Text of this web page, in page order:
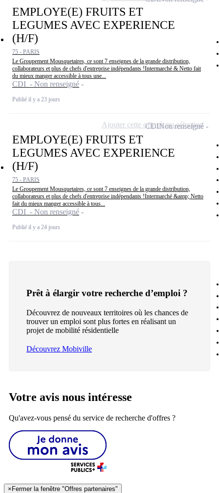
EMPLOYE(E) FRUITS ET
LEGUMES AVEC EXPERIENCE
(H/F)
75 - PARIS
Le Groupement Mousquetaires, ce sont 7 enseignes de la grande distribution,
collaborateurs et plus de chefs d'entreprise indépendants !Intermarché & Netto fait
du mieux manger accessible à tous une...
CDI - Non renseigné
Publié il y a 23 jours
EMPLOYE(E) FRUITS ET
LEGUMES AVEC EXPERIENCE
(H/F)
75 - PARIS
Le Groupement Mousquetaires, ce sont 7 enseignes de la grande distribution,
collaborateurs et plus de chefs d'entreprise indépendants !Intermarché &amp; Netto
fait du mieux manger accessible à tous...
CDI - Non renseigné
Publié il y a 24 jours
CDINon renseigné
Ajouter cette offre à ma sélection
Prêt à élargir votre recherche d’emploi ?
Découvrez de nouveaux territoires où les chances de
trouver un emploi sont plus fortes en réalisant un
projet de mobilité résidentielle
Découvrez Mobiville
Votre avis nous intéresse
Qu'avez-vous pensé du service de recherche d'offres ?
× Fermer la fenêtre "Offres partenaires"